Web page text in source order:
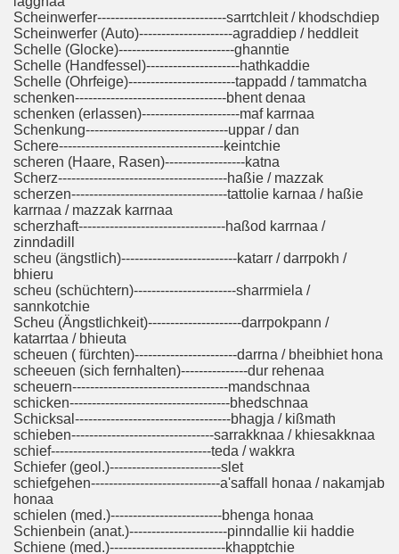
Scheinwerfer-----------------------------sarrtchleit / khodschdiep
Scheinwerfer (Auto)---------------------agraddiep / heddleit
Schelle (Glocke)--------------------------ghanntie
Schelle (Handfessel)---------------------hathkaddie
Schelle (Ohrfeige)------------------------tappadd / tammatcha
schenken----------------------------------bhent denaa
schenken (erlassen)----------------------maf karrnaa
Schenkung--------------------------------uppar / dan
Schere-------------------------------------keintchie
scheren (Haare, Rasen)------------------katna
Scherz--------------------------------------haßie / mazzak
scherzen-----------------------------------tattolie karnaa / haßie
karrnaa / mazzak karrnaa
scherzhaft---------------------------------haßod karrnaa /
zinndadill
scheu (ängstlich)--------------------------katarr / darrpokh /
bhieru
scheu (schüchtern)-----------------------sharrmiela /
sannkotchie
Scheu (Ängstlichkeit)---------------------darrpokpann /
katarrtaa / bhieuta
scheuen ( fürchten)-----------------------darrna / bheibhiet hona
scheeuen (sich fernhalten)---------------dur rehenaa
scheuern-----------------------------------mandschnaa
schicken------------------------------------bhedschnaa
Schicksal-----------------------------------bhagja / kißmath
schieben--------------------------------sarrakknaa / khiesakknaa
schief------------------------------------teda / wakkra
Schiefer (geol.)-------------------------slet
schiefgehen-----------------------------a'saffall honaa / nakamjab
honaa
schielen (med.)-------------------------bhenga honaa
Schienbein (anat.)----------------------pinndallie kii haddie
Schiene (med.)--------------------------khapptchie